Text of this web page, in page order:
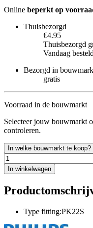
Online beperkt op
Thuisbezorgd
€4.95
Thuisbezorgd
Vandaag
Bezorgd in
gratis
Voorraad in de bouwmarkt
Selecteer jouw bouwmarkt
controleren.
In welke bouwmarkt te koop?
In winkelwagen
Type fitting:PK22S